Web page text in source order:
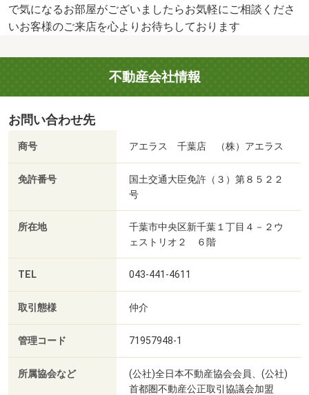
で気になるお部屋がございましたらお気軽にご相談くださ
いお客様のご来店を心よりお待ちしております
不動産会社情報
お問い合わせ先
商号 アエラス 千葉店 （株）アエラス
免許番号
国土交通大臣免許（３）第８５２２
号
所在地
千葉市中央区新千葉１丁目４－２ウ
ェストリオ２ ６階
TEL 043-441-4611
取引態様 仲介
管理コード 71957948-1
所属協会など
(公社)全日本不動産協会会員、(公社)
首都圏不動産公正取引協議会加盟